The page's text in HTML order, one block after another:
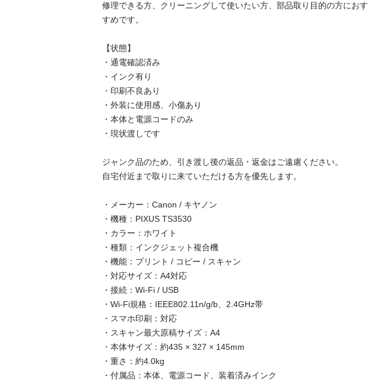
修理できる方、クリーニングして使いたい方、部品取り目的の方におす
すめです。
【状態】
・通電確認済み
・インク有り
・印刷不良あり
・外装に使用感、小傷あり
・本体と電源コードのみ
・現状渡しです
ジャンク品のため、引き渡し後の返品・返金はご遠慮ください。
自宅付近まで取りに来ていただける方を優先します。
・メーカー：Canon / キヤノン
・機種：PIXUS TS3530
・カラー：ホワイト
・種類：インクジェット複合機
・機能：プリント / コピー / スキャン
・対応サイズ：A4対応
・接続：Wi-Fi / USB
・Wi-Fi規格：IEEE802.11n/g/b、2.4GHz帯
・スマホ印刷：対応
・スキャン最大原稿サイズ：A4
・本体サイズ：約435 × 327 × 145mm
・重さ：約4.0kg
・付属品：本体、電源コード、装着済みインク